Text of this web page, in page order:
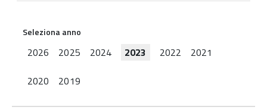
Seleziona anno
2026 2025 2024 2023 2022
2021
2020
2019